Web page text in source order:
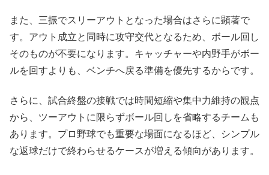
また、三振でスリーアウトとなった場合はさらに顕著で
す。アウト成立と同時に攻守交代となるため、ボール回し
そのものが不要になります。キャッチャーや内野手がボー
ルを回すよりも、ベンチへ戻る準備を優先するからです。
さらに、試合終盤の接戦では時間短縮や集中力維持の観点
から、ツーアウトに限らずボール回しを省略するチームも
あります。プロ野球でも重要な場面になるほど、シンプル
な返球だけで終わらせるケースが増える傾向があります。